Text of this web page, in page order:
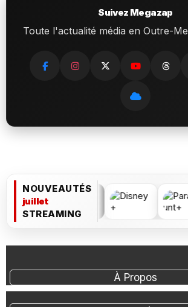
Suivez Megazap
Toute l'actualité média en Outre-
NOUVEAUTÉS
juillet
STREAMING
À Propos